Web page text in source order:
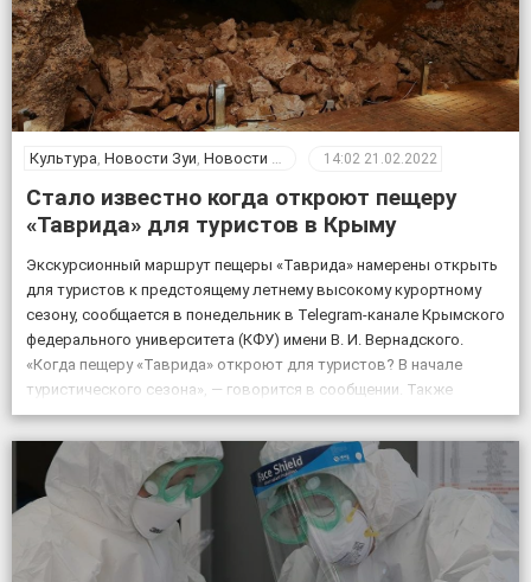
Культура, Новости Зуи, Новости Крыма 14:02 21.02.2022
Стало известно когда откроют пещеру
«Таврида» для туристов в Крыму
Экскурсионный маршрут пещеры «Таврида» намерены открыть
для туристов к предстоящему летнему высокому курортному
сезону, сообщается в понедельник в Telegram-канале Крымского
федерального университета (КФУ) имени В. И. Вернадского.
«Когда пещеру «Таврида» откроют для туристов? В начале
туристического сезона», — говорится в сообщении. Также
отмечается, что посещение «Тавриды» будет полностью
безопасным. За возможным движением грунтов и камней […]